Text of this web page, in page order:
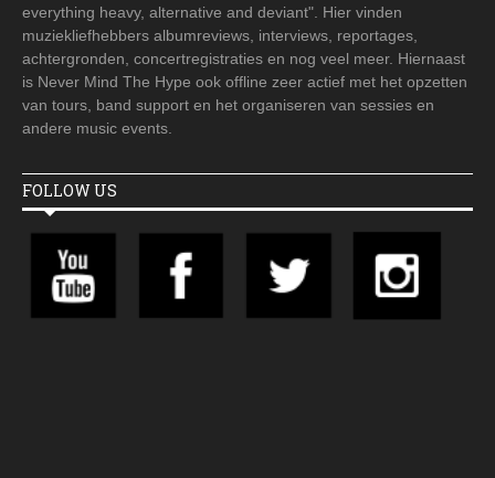
everything heavy, alternative and deviant". Hier vinden
muziekliefhebbers albumreviews, interviews, reportages,
achtergronden, concertregistraties en nog veel meer. Hiernaast
is Never Mind The Hype ook offline zeer actief met het opzetten
van tours, band support en het organiseren van sessies en
andere music events.
FOLLOW US